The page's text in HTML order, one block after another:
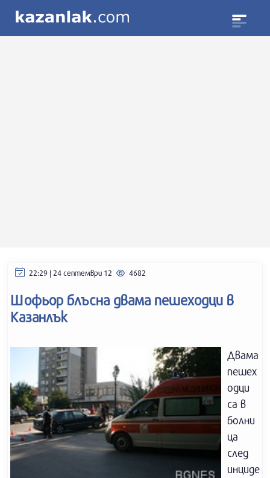
22:29 | 24 септември 12 4682
Шофьор блъсна двама пешеходци в
Казанлък
Двама
пешех
одци
са в
болни
ца
след
инциде